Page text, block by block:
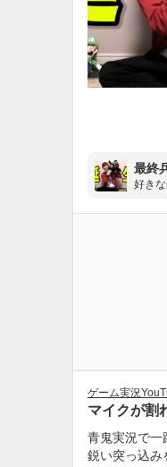
最終
好き
ゲーム実況
マイクが割
青鬼実況で一
鋭い突っ込み